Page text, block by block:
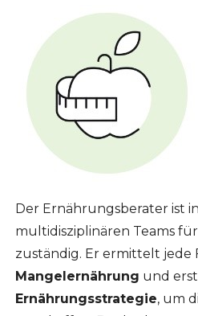
Der Ernährungsberater ist
multidisziplinären Teams
zuständig. Er ermittelt jede
Mangelernährung und
Ernährungsstrategie, um